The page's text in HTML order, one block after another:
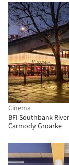
Cinema
BFI Southbank
Carmody Groarke